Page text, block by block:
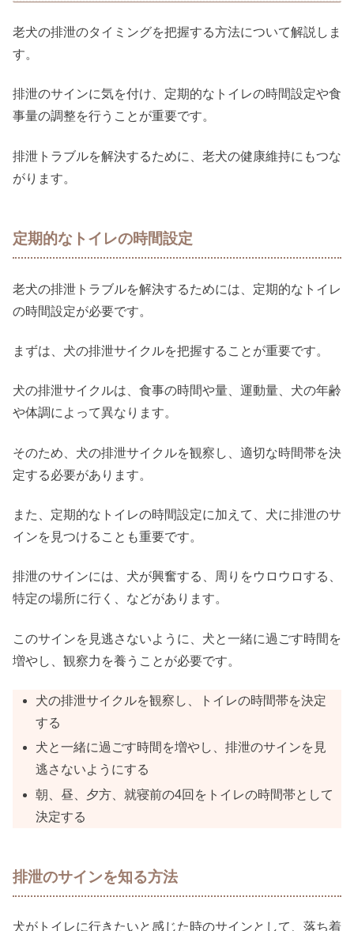
老犬の排泄のタイミングを把握する方法について解説しま
す。
排泄のサインに気を付け、定期的なトイレの時間設定や食
事量の調整を行うことが重要です。
排泄トラブルを解決するために、老犬の健康維持にもつな
がります。
定期的なトイレの時間設定
老犬の排泄トラブルを解決するためには、定期的なトイレ
の時間設定が必要です。
まずは、犬の排泄サイクルを把握することが重要です。
犬の排泄サイクルは、食事の時間や量、運動量、犬の年齢
や体調によって異なります。
そのため、犬の排泄サイクルを観察し、適切な時間帯を決
定する必要があります。
また、定期的なトイレの時間設定に加えて、犬に排泄のサ
インを見つけることも重要です。
排泄のサインには、犬が興奮する、周りをウロウロする、
特定の場所に行く、などがあります。
このサインを見逃さないように、犬と一緒に過ごす時間を
増やし、観察力を養うことが必要です。
犬の排泄サイクルを観察し、トイレの時間帯を決定
する
犬と一緒に過ごす時間を増やし、排泄のサインを見
逃さないようにする
朝、昼、夕方、就寝前の4回をトイレの時間帯として
決定する
排泄のサインを知る方法
犬がトイレに行きたいと感じた時のサインとして、落ち着